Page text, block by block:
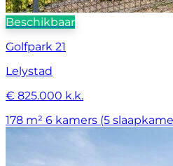
Beschikbaar
Golfpark 21
Lelystad
€ 825.000 k.k.
178 m² 6 kamers (5